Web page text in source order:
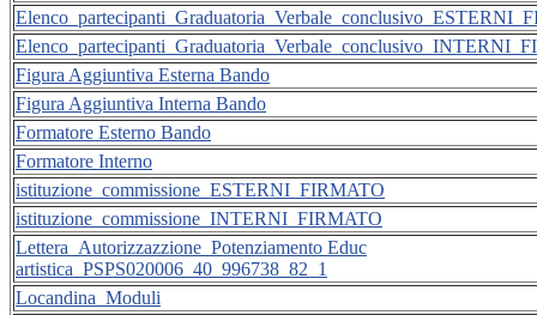
Figura Aggiuntiva Esterna Bando
Figura Aggiuntiva Interna Bando
Formatore Esterno Bando
Formatore Interno
istituzione_commissione_ESTERNI_FIRMATO
istituzione_commissione_INTERNI_FIRMATO
Lettera_Autorizzazzione_Potenziamento Educ
artistica_PSPS020006_40_996738_82_1
Locandina_Moduli